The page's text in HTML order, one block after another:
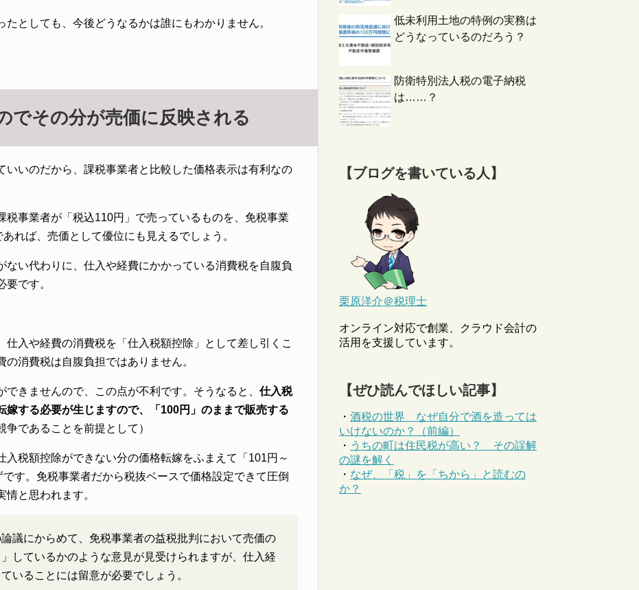
としても、今後どうなるかは誰にもわかりません。
でその分が売価に反映される
いいのだから、課税事業者と比較した価格表示は有利なの
税事業者が「税込110円」で売っているものを、免税事業
れば、売価として優位にも見えるでしょう。
ない代わりに、仕入や経費にかかっている消費税を自腹負
です。
入や経費の消費税を「仕入税額控除」として差し引くこ
消費税は自腹負担ではありません。
きませんので、この点が不利です。そうなると、 仕入税
嫁する必要が生じますので、「100円」のままで販売する
争であることを前提として）
入税額控除ができない分の価格転嫁をふまえて「101円～
す。免税事業者だから税抜ベースで価格設定できて圧倒
と思われます。
議にからめて、免税事業者の益税批判において売価の
しているかのような意見が見受けられますが、仕入経
いることには留意が必要でしょう。
低未利用土地の特例の実務は
どうなっているのだろう？
防衛特別法人税の電子納税
は……？
【ブログを書いている人】
栗原洋介＠税理士
オンライン対応で創業、クラウド会計の
活用を支援しています。
【ぜひ読んでほしい記事】
・ 酒税の世界 なぜ自分で酒を造っては
いけないのか？（前編）
・ うちの町は住民税が高い？ その誤解
の謎を解く
・ なぜ、「税」を「ちから」と読むの
か？